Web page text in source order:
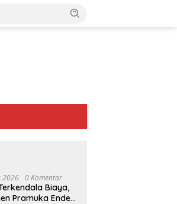
2026 0 Komentar
Biaya,
Pramuka Ende